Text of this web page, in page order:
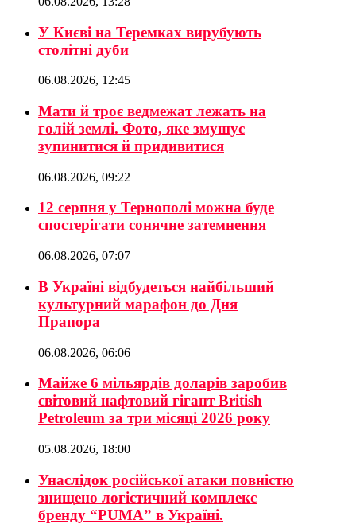
У Києві на Теремках вирубують
столітні дуби
06.08.2026, 12:45
Мати й троє ведмежат лежать на
голій землі. Фото, яке змушує
зупинитися й придивитися
06.08.2026, 09:22
12 серпня у Тернополі можна буде
спостерігати сонячне затемнення
06.08.2026, 07:07
В Україні відбудеться найбільший
культурний марафон до Дня
Прапора
06.08.2026, 06:06
Майже 6 мільярдів доларів заробив
світовий нафтовий гігант British
Petroleum за три місяці 2026 року
05.08.2026, 18:00
Унаслідок російської атаки повністю
знищено логістичний комплекс
бренду “PUMA” в Україні.